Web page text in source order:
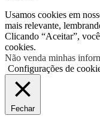
Usamos cookies em
mais relevante,
Clicando “Aceitar”,
cookies.
Não venda minhas
Configurações de
Fechar